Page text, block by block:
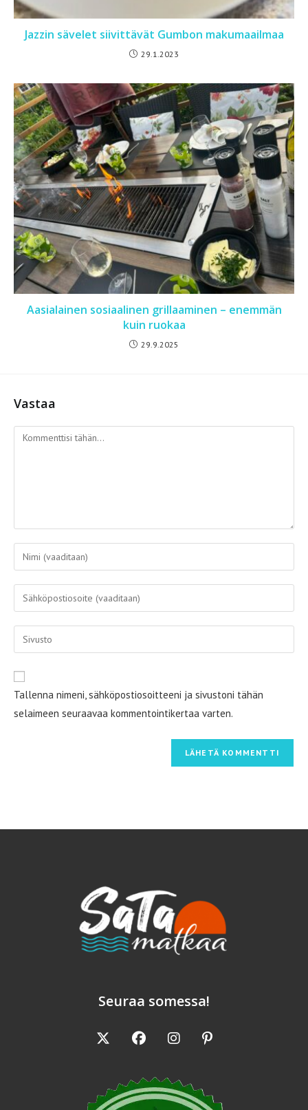
Jazzin sävelet siivittävät Gumbon makumaailmaa
29.1.2023
Aasialainen sosiaalinen grillaaminen – enemmän
kuin ruokaa
29.9.2025
Vastaa
Kommentti
Kirjoita
nimesi
tai
käyttäjätunnuksesi
Kirjoita
sähköpostiosoitteesi
kommentoidaksesi
Kirjoita
sivustosi
osoite/URL
(valinnainen)
Tallenna nimeni, sähköpostiosoitteeni ja sivustoni tähän
selaimeen seuraavaa kommentointikertaa varten.
Seuraa somessa!